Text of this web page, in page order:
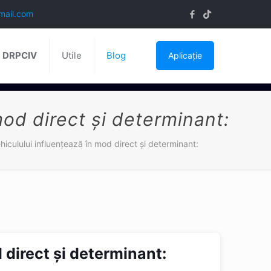
Utile Blog Aplicație
direct și determinant:
influențează în mod direct și determinant:
direct și determinant: